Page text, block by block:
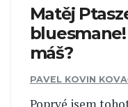
Matěj
máš?
PAVEL KOVIN
Poprvé jsem